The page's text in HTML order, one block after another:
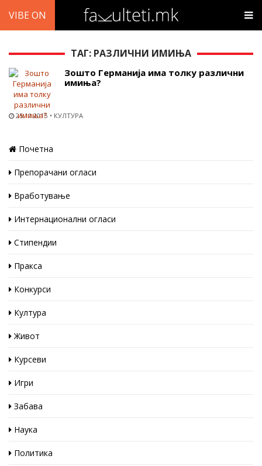
VIBE ON
ТАГ: РАЗЛИЧНИ ИМИЊА
Зошто Германија има толку различни
имиња?
25.11.2015 КУЛТУРА
Почетна
Препорачани огласи
Вработување
Интернационални огласи
Стипендии
Пракса
Конкурси
Култура
Живот
Курсеви
Игри
Забава
Наука
Политика